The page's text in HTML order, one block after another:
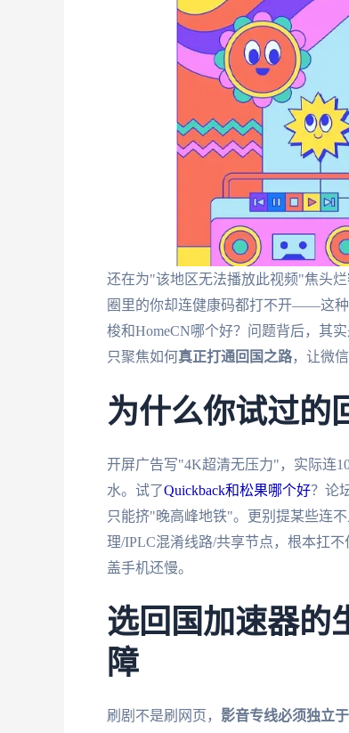
还在为"该地区无法播放此视频"焦头
圈里的你却连健康码都打不开——这
梭和HomeCN哪个好？问题背后，其
只聚焦如何真正打通回国之路，让微
为什么你试过的
开屏广告写"4K超清无压力"，实际连
水。试了Quickback和松果哪个好？论
只能挤"晚高峰地铁"。更别提某些连
理/IPLC混淆线路/共享节点，根本扛
盖手机还慢。
选回国加速器的
障
刷剧不是刷网页， 影音专线必须独立